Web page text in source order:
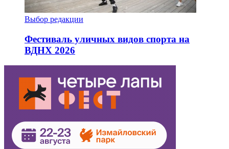
Выбор редакции
Фестиваль уличных видов спорта на
ВДНХ 2026